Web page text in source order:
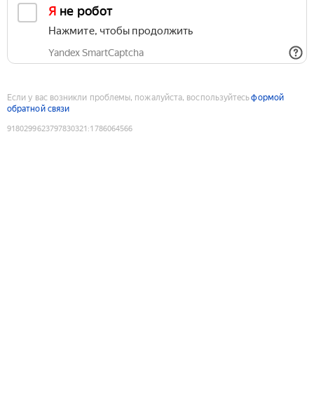
Я не робот
Нажмите, чтобы продолжить
Yandex SmartCaptcha
Если у вас возникли проблемы, пожалуйста, воспользуйтесьформой
обратной связи
9180299623797830321 :1786064566